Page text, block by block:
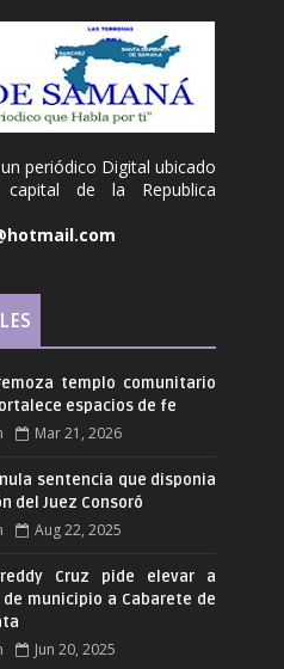
periódico Digital ubicado
de la Republica
templo comunitario
espacios de fe
Mar 21, 2026
sentencia que disponia
del Juez Consoró
Aug 22, 2025
Cruz pide elevar a
municipio a Cabarete de
Jun 20, 2025